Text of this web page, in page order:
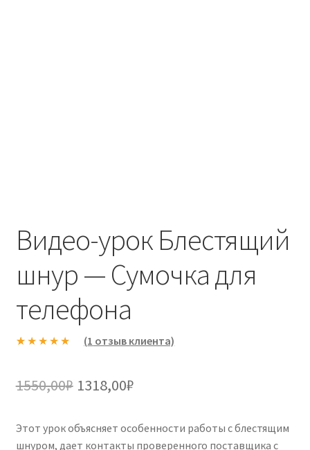
Видео-урок Блестящий
шнур — Сумочка для
телефона
основе
пользовател
я
(1 отзыв клиента)
1550,00₽ Первоначальная
составляла
1318,00₽Текущая
1318,00₽.
Этот урок объясняет особенности работы с блестящим
шнуром, дает контакты проверенного поставщика с